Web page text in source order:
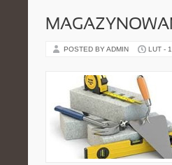
POSTED BY ADMIN LUT -